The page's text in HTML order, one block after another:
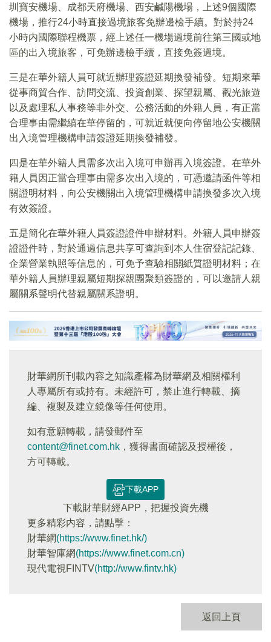
圳寶安機場、成都天府機場、西安鹹陽機場，上述9個國際
機場，推行24小時直接過境旅客免辦邊檢手續。對於持24
小時内國際聯程機票，經上述任一機場過境前往第三國或地
區的出入境旅客，可免辦邊檢手續，直接免簽過境。
三是在華外籍人員可就近辦理簽證延期換發補發。短期來華
從事商貿合作、訪問交流、投資創業、探望親屬、觀光旅遊
以及處理私人事務等非外交、公務活動的外籍人員，有正當
合理事由需繼續在華停留的，可就近就便向停留地公安機關
出入境管理機構申請簽證延期換發補發。
四是在華外籍人員需多次出入境可申辦再入境簽證。在華外
籍人員因正當合理事由需多次出入境的，可憑邀請函件等相
關證明材料，向公安機關出入境管理機構申請換發多次入境
有效簽證。
五是簡化在華外籍人員簽證證件申辦材料。外籍人員申辦簽
證證件時，對於通過信息共享可查詢到本人住宿登記記錄、
企業營業執照等信息的，可免予查驗相關紙質證明材料；在
華外籍人員辦理親屬短期探親團聚類簽證的，可以邀請人親
屬關系聲明代替親屬關系證明。
財華網所刊載內容之知識產權為財華網及相關權利
人專屬所有或持有。未經許可，禁止進行轉載、摘
編、複製及建立鏡像等任何使用。
如有意願轉載，請發郵件至
content@finet.com.hk ，獲得書面確認及授權後，
方可轉載。
下載APP
下載財華財經APP，把握投資先機
更多精彩内容，請點擊：
財華網(https://www.finet.hk/)
財華智庫網(https://www.finet.com.cn)
現代電視FINTV(http://www.fintv.hk)
返回上頁